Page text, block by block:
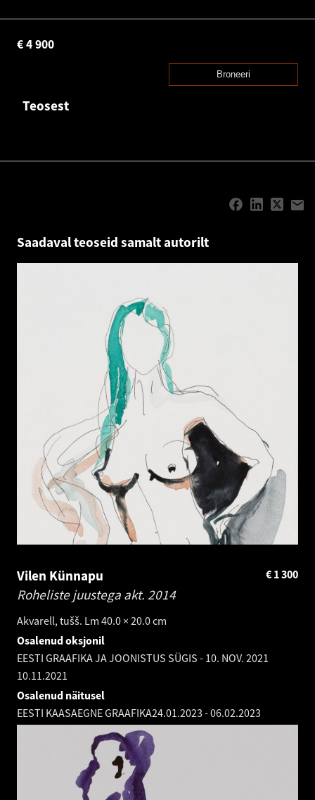
4 900
€
Broneeri
Teosest
Saadaval teoseid samalt autorilt
Vilen Künnapu
Roheliste juustega akt. 2014
Akvarell, tušš. Lm 40.0 × 20.0 cm
1 300
€
Osalenud oksjonil
EESTI GRAAFIKA JA JOONISTUS SÜGIS - 10. NOV. 2021
10.11.2021
Osalenud näitusel
EESTI KAASAEGNE GRAAFIKA24.01.2023 -06.02.2023